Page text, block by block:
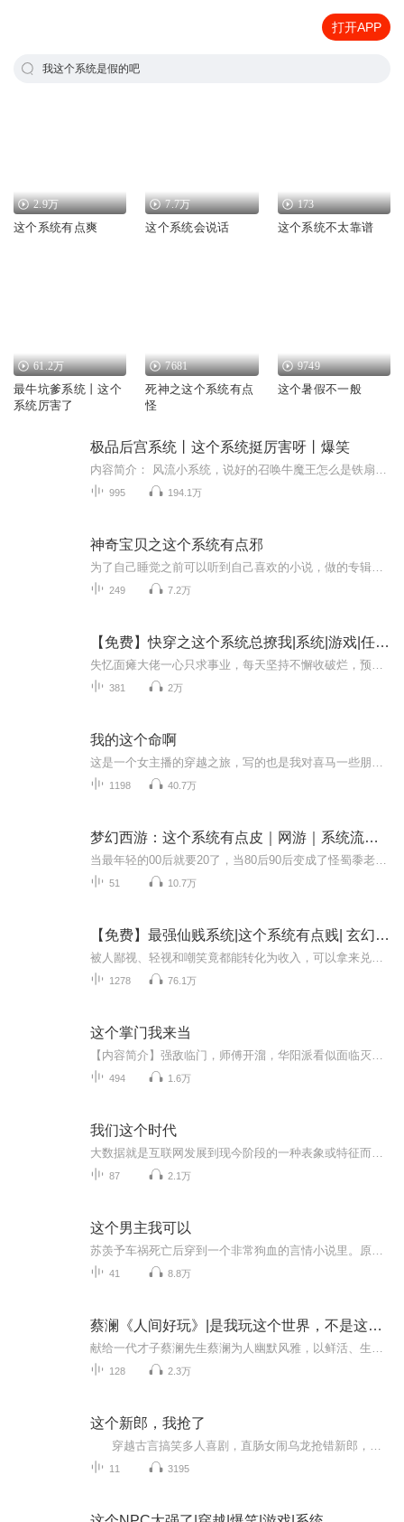
打开APP
我这个系统是假的吧
2.9万
这个系统有点爽
7.7万
这个系统会说话
173
这个系统不太靠谱
61.2万
最牛坑爹系统丨这个
系统厉害了
7681
死神之这个系统有点
怪
9749
这个暑假不一般
极品后宫系统丨这个系统挺厉害呀丨爆笑
995 194.1万
神奇宝贝之这个系统有点邪
249 7.2万
【免费】快穿之这个系统总撩我|系统|游戏|任务|恋爱|AI多播
381 2万
我的这个命啊
1198 40.7万
梦幻西游：这个系统有点皮｜网游｜系统流｜金手指
51 10.7万
【免费】最强仙贱系统|这个系统有点贱| 玄幻|AI
1278 76.1万
这个掌门我来当
494 1.6万
我们这个时代
87 2.1万
这个男主我可以
41 8.8万
蔡澜《人间好玩》|是我玩这个世界，不是这个世界玩我
128 2.3万
这个新郎，我抢了
11 3195